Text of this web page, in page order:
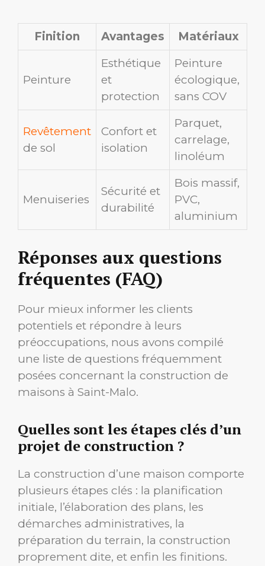
Finition Avantages Matériaux
Peinture
Esthétique
et
protection
Peinture
écologique,
sans COV
Revêtement
de sol
Confort et
isolation
Parquet,
carrelage,
linoléum
Menuiseries
Sécurité et
durabilité
Bois massif,
PVC,
aluminium
Réponses aux questions
fréquentes (FAQ)
Pour mieux informer les clients
potentiels et répondre à leurs
préoccupations, nous avons compilé
une liste de questions fréquemment
posées concernant la construction de
maisons à Saint-Malo.
Quelles sont les étapes clés d’un
projet de construction ?
La construction d’une maison comporte
plusieurs étapes clés : la planification
initiale, l’élaboration des plans, les
démarches administratives, la
préparation du terrain, la construction
proprement dite, et enfin les finitions.